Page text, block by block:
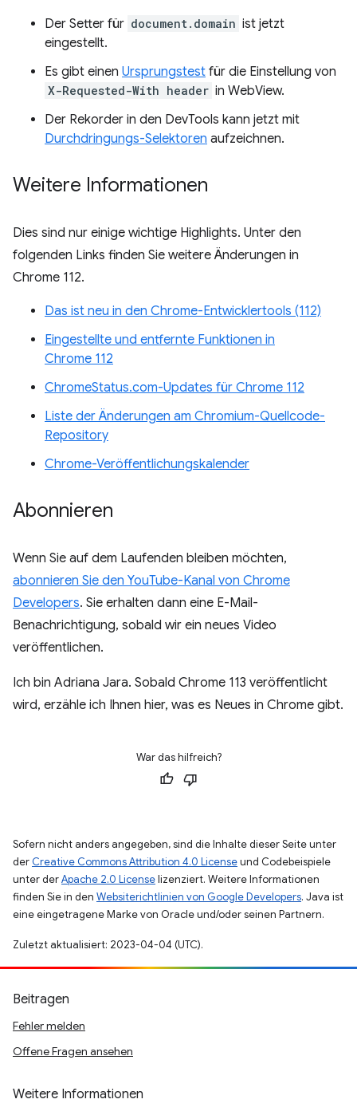
Der Setter für document.domain ist jetzt
eingestellt.
Es gibt einen Ursprungstest für die Einstellung von
X-Requested-With header in WebView.
Der Rekorder in den DevTools kann jetzt mit
Durchdringungs-Selektoren aufzeichnen.
Weitere Informationen
Dies sind nur einige wichtige Highlights. Unter den
folgenden Links finden Sie weitere Änderungen in
Chrome 112.
Das ist neu in den Chrome-Entwicklertools (112)
Eingestellte und entfernte Funktionen in
Chrome 112
ChromeStatus.com-Updates für Chrome 112
Liste der Änderungen am Chromium-Quellcode-
Repository
Chrome-Veröffentlichungskalender
Abonnieren
Wenn Sie auf dem Laufenden bleiben möchten,
abonnieren Sie den YouTube-Kanal von Chrome
Developers. Sie erhalten dann eine E-Mail-
Benachrichtigung, sobald wir ein neues Video
veröffentlichen.
Ich bin Adriana Jara. Sobald Chrome 113 veröffentlicht
wird, erzähle ich Ihnen hier, was es Neues in Chrome gibt.
War das hilfreich?
Sofern nicht anders angegeben, sind die Inhalte dieser Seite unter
der Creative Commons Attribution 4.0 Licenseund Codebeispiele
unter derApache 2.0 Licenselizenziert. Weitere Informationen
finden Sie in den Websiterichtlinien von Google Developers. Java ist
eine eingetragene Marke von Oracle und/oder seinen Partnern.
Zuletzt aktualisiert: 2023-04-04 (UTC).
Beitragen
Fehler melden
Offene Fragen ansehen
Weitere Informationen